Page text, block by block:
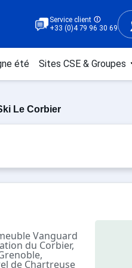
Service client
+33 (0)4 79 96 30 69
été Sites CSE & Groupes
Le Corbier
Vanguard
du Corbier,
de Chartreuse